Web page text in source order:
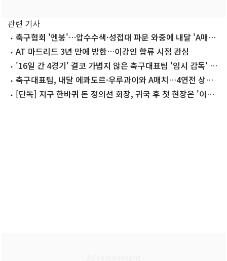
관련 기사
축구협회 '멘붕'…압수수색·성접대 파문 와중에 내달 'A매치
4연전'
AT 마드리드 3년 만에 방한…이강인 합류 시점 관심
'16일 간 4경기' 결코 가볍지 않은 축구대표팀 '임시 감독' 무
게 축구대표팀, 내달 에콰도르·우루과이와 A매치…4연전 상대
확정[단독] 지구 한바퀴 돈 정의선 회장, 귀국 후 첫 현장은 '이곳'